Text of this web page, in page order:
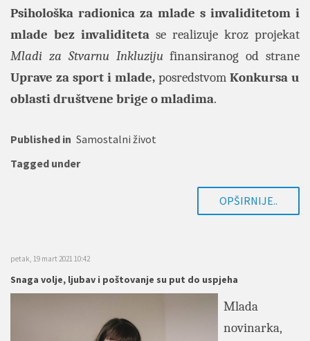
Psihološka radionica za mlade s invaliditetom i
mlade bez invaliditeta se realizuje kroz projekat
Mladi za Stvarnu Inkluzijufinansiranog od strane
Uprave za sport i mlade, posredstvom Konkursa u
oblasti društvene brige o mladima.
Published in Samostalni život
Tagged under
OPŠIRNIJE..
petak, 19 mart 2021 10:42
Snaga volje, ljubav i poštovanje su put do uspjeha
Mlada
novinarka,